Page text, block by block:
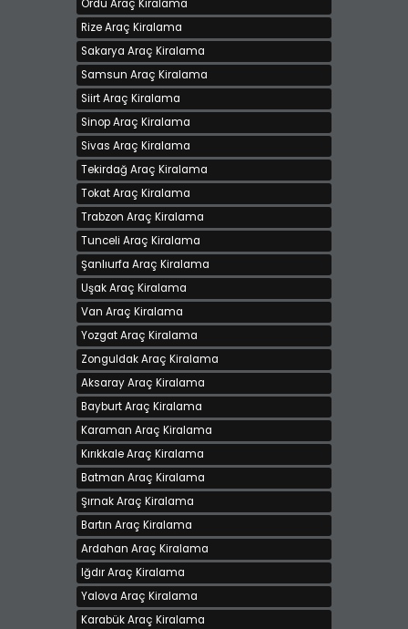
Ordu Araç Kiralama
Rize Araç Kiralama
Sakarya Araç Kiralama
Samsun Araç Kiralama
Siirt Araç Kiralama
Sinop Araç Kiralama
Sivas Araç Kiralama
Tekirdağ Araç Kiralama
Tokat Araç Kiralama
Trabzon Araç Kiralama
Tunceli Araç Kiralama
Şanlıurfa Araç Kiralama
Uşak Araç Kiralama
Van Araç Kiralama
Yozgat Araç Kiralama
Zonguldak Araç Kiralama
Aksaray Araç Kiralama
Bayburt Araç Kiralama
Karaman Araç Kiralama
Kırıkkale Araç Kiralama
Batman Araç Kiralama
Şırnak Araç Kiralama
Bartın Araç Kiralama
Ardahan Araç Kiralama
Iğdır Araç Kiralama
Yalova Araç Kiralama
Karabük Araç Kiralama